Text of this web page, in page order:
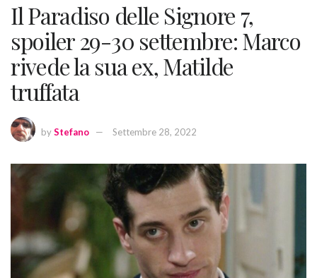
Il Paradiso delle Signore 7,
spoiler 29-30 settembre: Marco
rivede la sua ex, Matilde
truffata
byStefano Settembre 28, 2022